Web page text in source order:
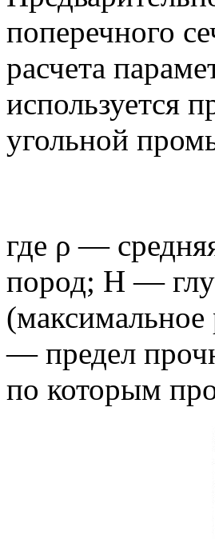
поперечного
расчета
используется
угольной
где ρ —
пород; Н —
(максимальное
— предел
по которым